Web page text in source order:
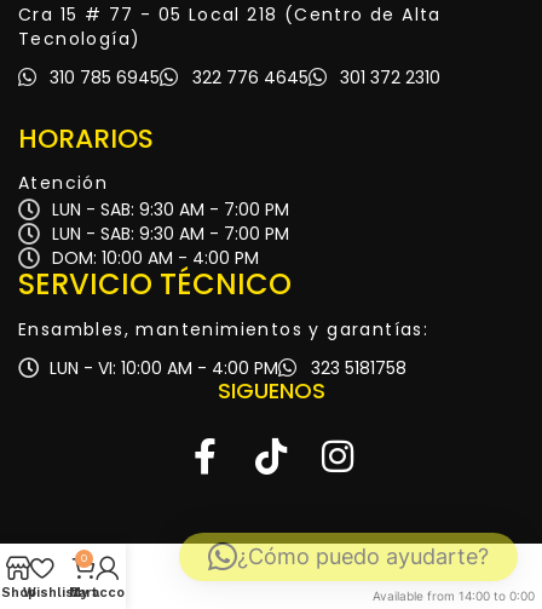
Cra 15 # 77 - 05 Local 218 (Centro de Alta
Tecnología)
310 785 6945
322 776 4645 301 372 2310
HORARIOS
Atención
LUN - SAB: 9:30 AM - 7:00 PM
LUN - SAB: 9:30 AM - 7:00 PM
DOM: 10:00 AM - 4:00 PM
SERVICIO TÉCNICO
Ensambles, mantenimientos y garantías:
LUN - VI: 10:00 AM - 4:00 PM
323 5181758
SIGUENOS
ShopWishlist
0
Cart
My account
¿Cómo puedo ayudarte?
Available from 14:00 to 0:00